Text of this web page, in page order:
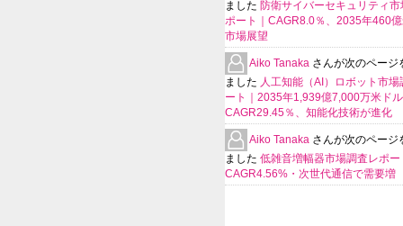
ました 防衛サイバーセキュリティ
ポート｜CAGR8.0％、2035年460
市場展望
Aiko Tanaka さんが次のページ
ました 人工知能（AI）ロボット市場
ート｜2035年1,939億7,000万米ド
CAGR29.45％、知能化技術が進化
Aiko Tanaka さんが次のページ
ました 低雑音増幅器市場調査レポー
CAGR4.56%・次世代通信で需要増